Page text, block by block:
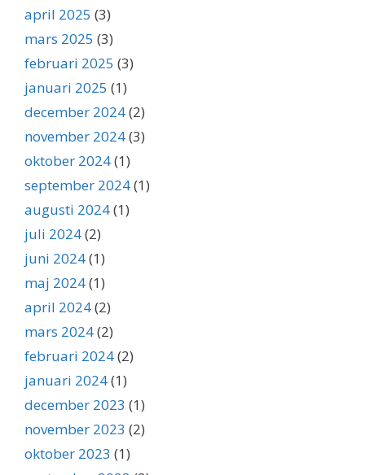
april 2025 (3)
mars 2025 (3)
februari 2025 (3)
januari 2025 (1)
december 2024(2)
november 2024(3)
oktober 2024(1)
september 2024(1)
augusti 2024(1)
juli 2024(2)
juni 2024(1)
maj 2024(1)
april 2024(2)
mars 2024(2)
februari 2024(2)
januari 2024(1)
december 2023 (1)
november 2023 (2)
oktober 2023 (1)